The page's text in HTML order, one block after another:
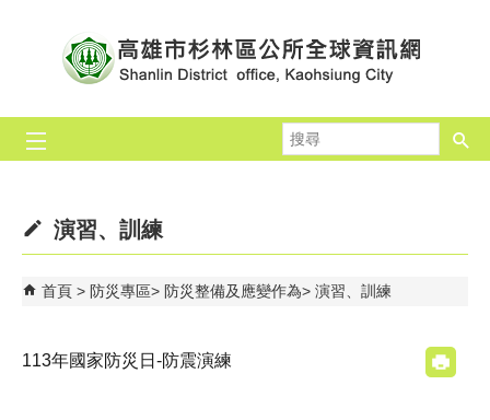
尋
演習、訓練
首頁 防災專區 防災整備及應變作為 演習、訓練
113年國家防災日-防震演練